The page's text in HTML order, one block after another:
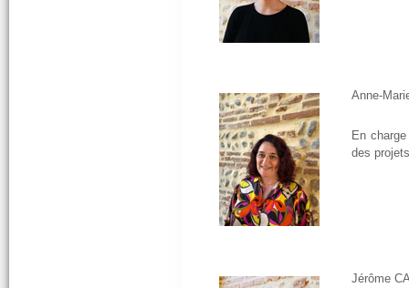
Anne-
En
des
Jérôme